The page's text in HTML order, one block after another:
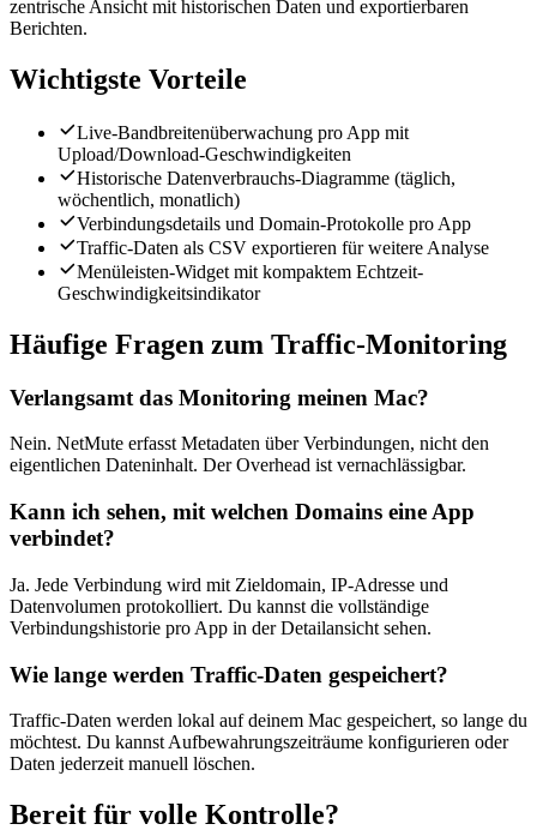
zentrische Ansicht mit historischen Daten und exportierbaren
Berichten.
Wichtigste Vorteile
Live-Bandbreitenüberwachung pro App mit
Upload/Download-Geschwindigkeiten
Historische Datenverbrauchs-Diagramme (täglich,
wöchentlich, monatlich)
Verbindungsdetails und Domain-Protokolle pro App
Traffic-Daten als CSV exportieren für weitere Analyse
Menüleisten-Widget mit kompaktem Echtzeit-
Geschwindigkeitsindikator
Häufige Fragen zum Traffic-Monitoring
Verlangsamt das Monitoring meinen Mac?
Nein. NetMute erfasst Metadaten über Verbindungen, nicht den
eigentlichen Dateninhalt. Der Overhead ist vernachlässigbar.
Kann ich sehen, mit welchen Domains eine App
verbindet?
Ja. Jede Verbindung wird mit Zieldomain, IP-Adresse und
Datenvolumen protokolliert. Du kannst die vollständige
Verbindungshistorie pro App in der Detailansicht sehen.
Wie lange werden Traffic-Daten gespeichert?
Traffic-Daten werden lokal auf deinem Mac gespeichert, so lange du
möchtest. Du kannst Aufbewahrungszeiträume konfigurieren oder
Daten jederzeit manuell löschen.
Bereit für volle Kontrolle?